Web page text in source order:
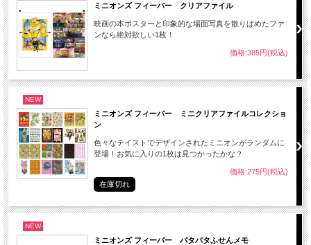
ミニオンズ フィーバー クリアファイル
映画の本ポスターと印象的な場面写真を散りばめたファ
ンなら絶対欲しい1枚！
価格:385円(税込)
NEW
ミニオンズ フィーバー ミニクリアファイルコレクショ
ン
色々なテイストでデザインされたミニオンがランダムに
登場！お気に入りの1枚は見つかったかな？
価格:275円(税込)
在庫切れ
NEW
ミニオンズ フィーバー パタパタふせんメモ